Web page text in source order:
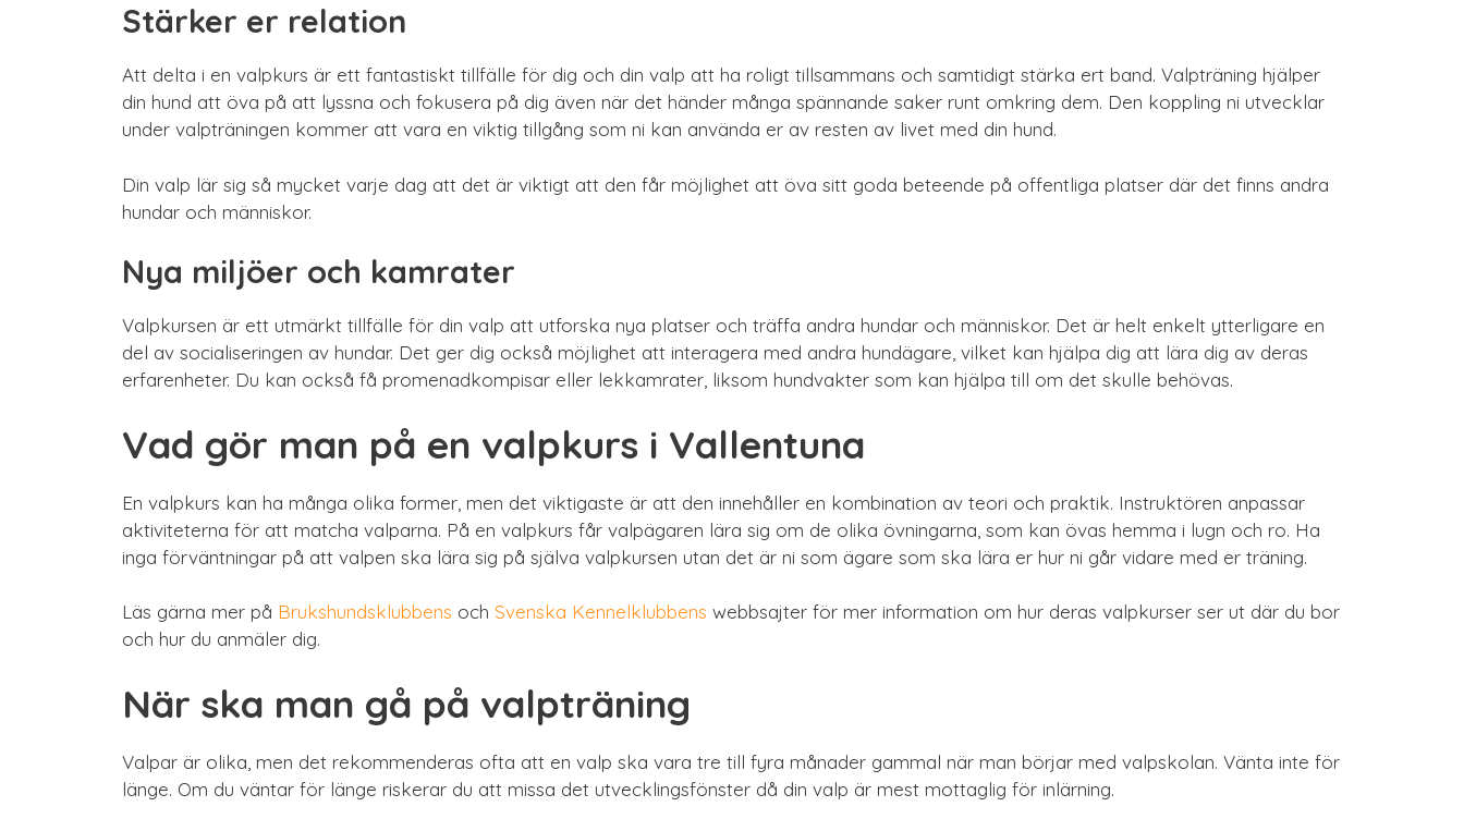
Stärker er relation
Att delta i en valpkurs är ett fantastiskt tillfälle för dig och din valp att ha roligt tillsammans och samtidigt stärka ert band. Valpträning hjälper
din hund att öva på att lyssna och fokusera på dig även när det händer många spännande saker runt omkring dem. Den koppling ni utvecklar
under valpträningen kommer att vara en viktig tillgång som ni kan använda er av resten av livet med din hund.
Din valp lär sig så mycket varje dag att det är viktigt att den får möjlighet att öva sitt goda beteende på offentliga platser där det finns andra
hundar och människor.
Nya miljöer och kamrater
Valpkursen är ett utmärkt tillfälle för din valp att utforska nya platser och träffa andra hundar och människor. Det är helt enkelt ytterligare en
del av socialiseringen av hundar. Det ger dig också möjlighet att interagera med andra hundägare, vilket kan hjälpa dig att lära dig av deras
erfarenheter. Du kan också få promenadkompisar eller lekkamrater, liksom hundvakter som kan hjälpa till om det skulle behövas.
Vad gör man på en valpkurs i Vallentuna
En valpkurs kan ha många olika former, men det viktigaste är att den innehåller en kombination av teori och praktik. Instruktören anpassar
aktiviteterna för att matcha valparna. På en valpkurs får valpägaren lära sig om de olika övningarna, som kan övas hemma i lugn och ro. Ha
inga förväntningar på att valpen ska lära sig på själva valpkursen utan det är ni som ägare som ska lära er hur ni går vidare med er träning.
Läs gärna mer på Brukshundsklubbens och Svenska Kennelklubbens webbsajter för mer information om hur deras valpkurser ser ut där du bor
och hur du anmäler dig.
När ska man gå på valpträning
Valpar är olika, men det rekommenderas ofta att en valp ska vara tre till fyra månader gammal när man börjar med valpskolan. Vänta inte för
länge. Om du väntar för länge riskerar du att missa det utvecklingsfönster då din valp är mest mottaglig för inlärning.